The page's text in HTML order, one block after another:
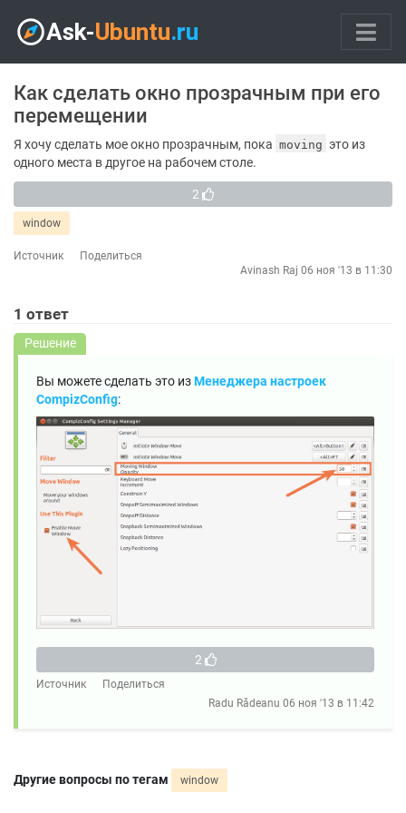
Как сделать окно прозрачным при его
перемещении
Я хочу сделать мое окно прозрачным, пока moving это из
одного места в другое на рабочем столе.
2
window
Источник
Поделиться
Avinash Raj 06 ноя '13 в 11:30
1 ответ
Решение
Вы можете сделать это изМенеджера настроек
CompizConfig:
2
Источник
Поделиться
Radu Rădeanu 06 ноя '13 в 11:42
Другие вопросы по тегам window